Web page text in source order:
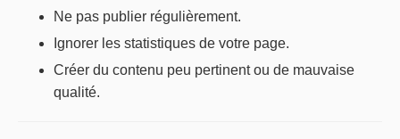
Ne pas publier régulièrement.
Ignorer les statistiques de votre page.
Créer du contenu peu pertinent ou de mauvaise
qualité.